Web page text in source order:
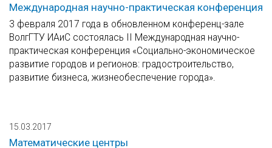
Международная научно-практическая конференция
3 февраля 2017 года в обновленном конференц-зале
ВолгГТУ ИАиС состоялась II Международная научно-
практическая конференция «Социально-экономическое
развитие городов и регионов: градостроительство,
развитие бизнеса, жизнеобеспечение города».
15.03.2017
Математические центры